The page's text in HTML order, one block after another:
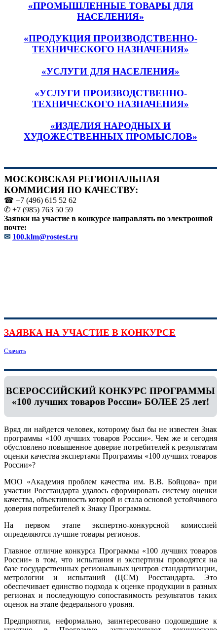
«ПРОМЫШЛЕННЫЕ ТОВАРЫ ДЛЯ
НАСЕЛЕНИЯ»
«ПРОДУКЦИЯ ПРОИЗВОДСТВЕННО-
ТЕХНИЧЕСКОГО НАЗНАЧЕНИЯ»
«УСЛУГИ ДЛЯ НАСЕЛЕНИЯ»
«УСЛУГИ ПРОИЗВОДСТВЕННО-
ТЕХНИЧЕСКОГО НАЗНАЧЕНИЯ»
«ИЗДЕЛИЯ НАРОДНЫХ И
ХУДОЖЕСТВЕННЫХ ПРОМЫСЛОВ»
МОСКОВСКАЯ РЕГИОНАЛЬНАЯ
КОММИСИЯ ПО КАЧЕСТВУ:
☎ +7 (496) 615 52 62
✆ +7 (985) 763 50 59
Заявки на участие в конкурсе направлять по электронной
почте:
✉ 100.klm@rostest.ru
ЗАЯВКА НА УЧАСТИЕ В КОНКУРСЕ
Скачать
ВСЕРОССИЙСКИЙ КОНКУРС ПРОГРАММЫ
«100 лучших товаров России» БОЛЕЕ 25 лет!
Вряд ли найдется человек, которому был бы не известен Знак
программы «100 лучших товаров России». Чем же и сегодня
обусловлено повышенное доверие потребителей к результатам
оценки качества экспертами Программы «100 лучших товаров
России»?
МОО «Академия проблем качества им. В.В. Бойцова» при
участии Росстандарта удалось сформировать систему оценки
качества, объективность которой и стала основой устойчивого
доверия потребителей к Знаку Программы.
На первом этапе экспертно-конкурсной комиссией
определяются лучшие товары регионов.
Главное отличие конкурса Программы «100 лучших товаров
России» в том, что испытания и экспертизы проводятся на
базе государственных региональных центров стандартизации,
метрологии и испытаний (ЦCM) Росстандарта. Это
обеспечивает единство подхода к оценке продукции в разных
регионах и последующую сопоставимость результатов таких
оценок на этапе федерального уровня.
Предприятия, неформально, заинтересовано подошедшие к